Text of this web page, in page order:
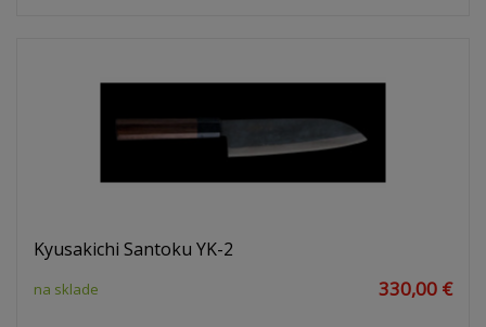
Kyusakichi Santoku YK-2
na sklade 330,00 €